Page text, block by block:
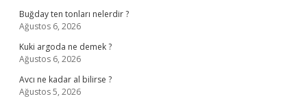
Buğday ten tonları nelerdir ?
Ağustos 6, 2026
Kuki argoda ne demek ?
Ağustos 6, 2026
Avcı ne kadar al bilirse ?
Ağustos 5, 2026